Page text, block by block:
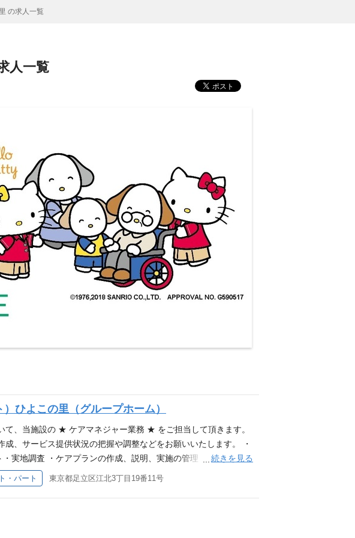
の求人一覧
人一覧
ひよこの里（グループホーム）
て、当施設の ★ ケアマネジャー業務 ★ をご担当して頂きます。
、サービス提供状況の把握や調整などをお願いいたします。 ・
実地調査 ・ケアプランの作成、説明、実施の管理 ・ご家族への
と更新 ・支援経過記録 多職種連携のもと介護保険サービス内
。 ※施設定員：18名 ※平均介護度：2.9（2024/8月末時点） 応
症実践者研修 (1)(2)の資格をお持ちの方
続きを見る
・パート 東京都足立区江北3丁目19番11号